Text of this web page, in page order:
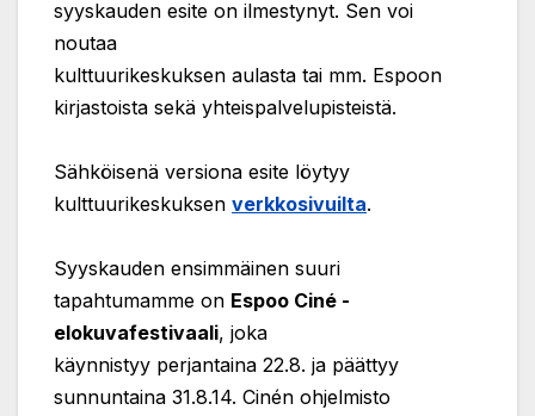
syyskauden esite on ilmestynyt. Sen voi
noutaa
kulttuurikeskuksen aulasta tai mm. Espoon
kirjastoista sekä yhteispalvelupisteistä.
Sähköisenä versiona esite löytyy
kulttuurikeskuksen verkkosivuilta.
Syyskauden ensimmäinen suuri
tapahtumamme on Espoo Ciné -
elokuvafestivaali, joka
käynnistyy perjantaina 22.8. ja päättyy
sunnuntaina 31.8.14. Cinén ohjelmisto